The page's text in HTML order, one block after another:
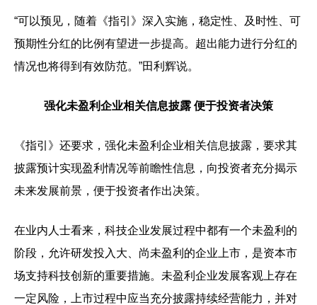
“可以预见，随着《指引》深入实施，稳定性、及时性、可
预期性分红的比例有望进一步提高。超出能力进行分红的
情况也将得到有效防范。”田利辉说。
强化未盈利企业相关信息披露 便于投资者决策
《指引》还要求，强化未盈利企业相关信息披露，要求其
披露预计实现盈利情况等前瞻性信息，向投资者充分揭示
未来发展前景，便于投资者作出决策。
在业内人士看来，科技企业发展过程中都有一个未盈利的
阶段，允许研发投入大、尚未盈利的企业上市，是资本市
场支持科技创新的重要措施。未盈利企业发展客观上存在
一定风险，上市过程中应当充分披露持续经营能力，并对